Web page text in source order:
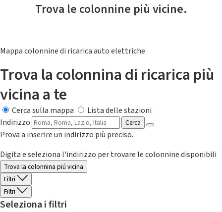
Trova le colonnine più vicine.
Mappa colonnine di ricarica auto elettriche
Trova la colonnina di ricarica più
vicina a te
Cerca sulla mappa
Lista delle stazioni
Indirizzo
Cerca
Prova a inserire un indirizzo più preciso.
Digita e seleziona l'indirizzo per trovare le colonnine disponibili
Trova la colonnina piú vicina
Filtri
Filtri
Seleziona i filtri